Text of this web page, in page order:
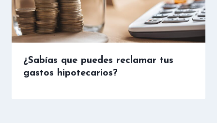
¿Sabías que puedes reclamar tus
gastos hipotecarios?